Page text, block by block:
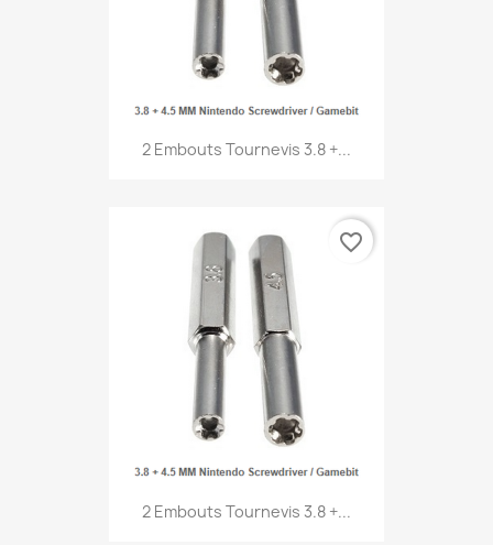
2 Embouts Tournevis 3.8 +...
2 Embouts Tournevis 3.8 +...
favorite_border